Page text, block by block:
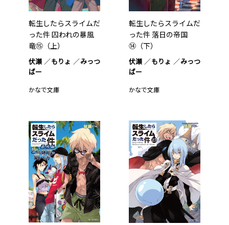
転生したらスライムだ
った件 囚われの暴風
竜⑮（上）
伏瀬 もりょ
みっつ
ばー
かなで文庫
転生したらスライムだ
った件 落日の帝国
⑭（下）
伏瀬 もりょ
みっつ
ばー
かなで文庫